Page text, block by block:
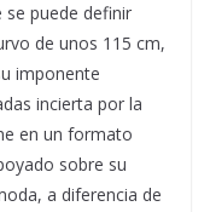
se puede definir
de unos 115 cm,
imponente
incierta por la
en un formato
sobre su
a diferencia de